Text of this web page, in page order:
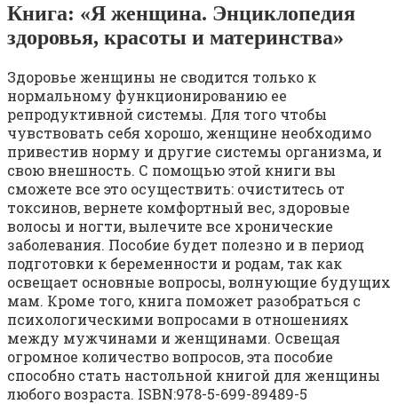
Книга: «Я женщина. Энциклопедия
здоровья, красоты и материнства»
Здоровье женщины не сводится только к
нормальному функционированию ее
репродуктивной системы. Для того чтобы
чувствовать себя хорошо, женщине необходимо
привестив норму и другие системы организма, и
свою внешность. С помощью этой книги вы
сможете все это осуществить: очиститесь от
токсинов, вернете комфортный вес, здоровые
волосы и ногти, вылечите все хронические
заболевания. Пособие будет полезно и в период
подготовки к беременности и родам, так как
освещает основные вопросы, волнующие будущих
мам. Кроме того, книга поможет разобраться с
психологическими вопросами в отношениях
между мужчинами и женщинами. Освещая
огромное количество вопросов, эта пособие
способно стать настольной книгой для женщины
любого возраста. ISBN:978-5-699-89489-5